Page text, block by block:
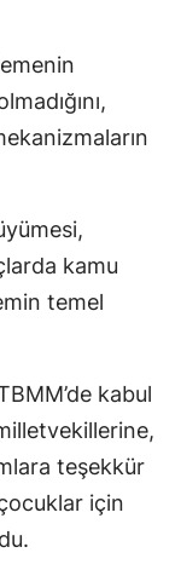
kamu
temel
kabul
teşekkür
için